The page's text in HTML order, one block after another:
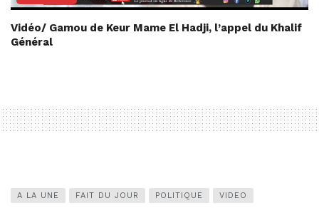
Vidéo/ Gamou de Keur Mame El Hadji, l’appel du Khalif
Général
A LA UNE FAIT DU JOUR POLITIQUE VIDEO